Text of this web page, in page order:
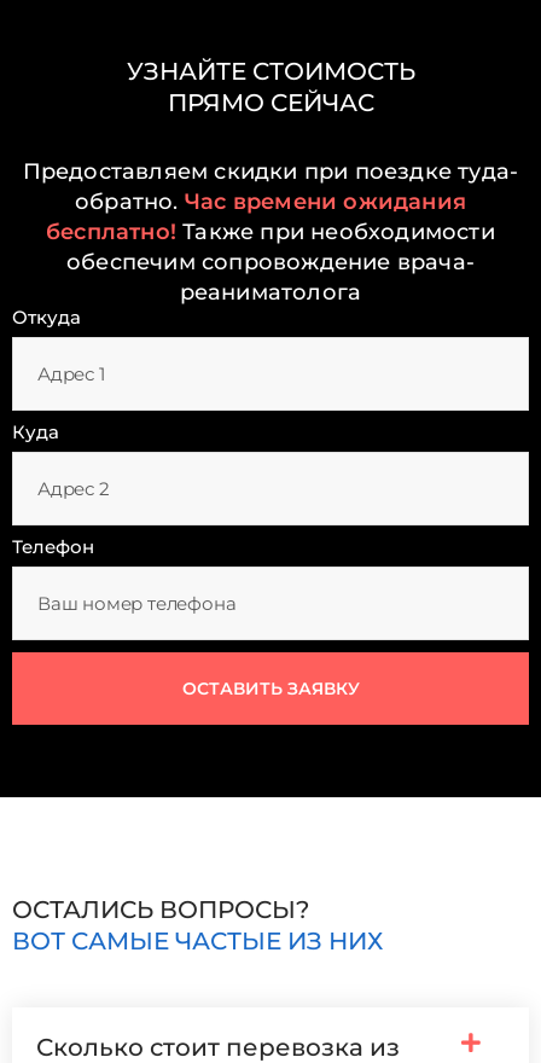
УЗНАЙТЕ СТОИМОСТЬ
ПРЯМО СЕЙЧАС
Предоставляем скидки при поездке туда-
обратно. Час времени ожидания
бесплатно! Также при необходимости
обеспечим сопровождение врача-
реаниматолога
Откуда
Куда
Телефон
ОСТАВИТЬ ЗАЯВКУ
ОСТАЛИСЬ ВОПРОСЫ?
ВОТ САМЫЕ ЧАСТЫЕ ИЗ НИХ
Сколько стоит перевозка из